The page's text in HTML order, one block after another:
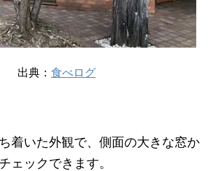
出典： 食べログ
着いた外観で、側面の大きな窓か
ェックできます。